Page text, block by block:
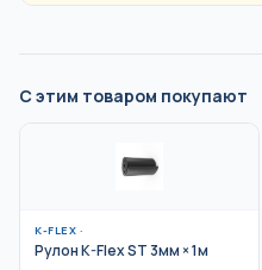
С этим товаром покупают
K-FLEX ·
Рулон K-Flex ST 3мм × 1м